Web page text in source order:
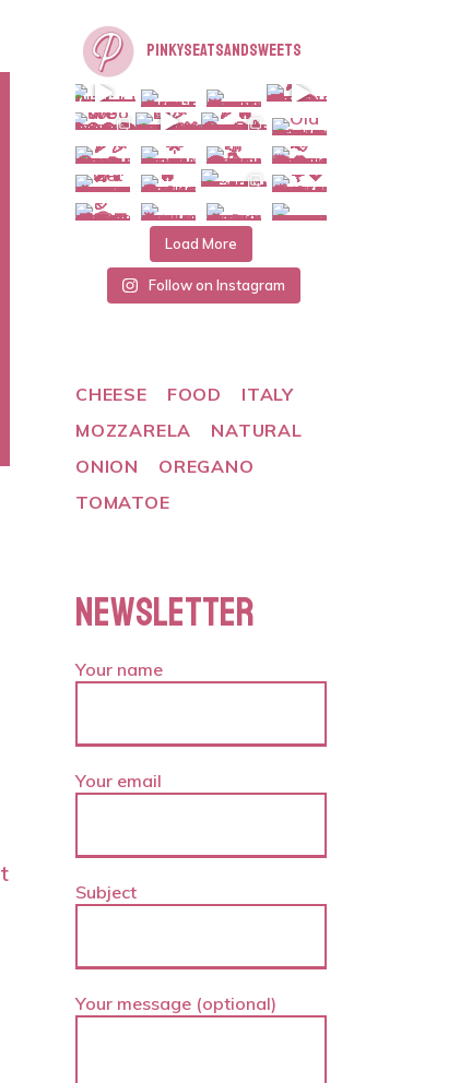
PINKYSEATSANDSWEETS
Load More
Follow on Instagram
CHEESE FOOD
ITALY
MOZZARELA
NATURAL
ONION
OREGANO
TOMATOE
NEWSLETTER
Your name
Your email
Subject
Your message (optional)